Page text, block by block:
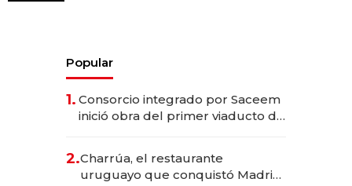
Popular
1. Consorcio integrado por Saceem
inició obra del primer viaducto de
millones
2.Charrúa, el restaurante
uruguayo que conquistó Madrid: